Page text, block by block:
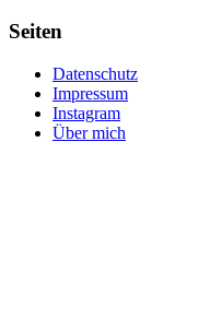
Seiten
Datenschutz
Impressum
Instagram
Über mich